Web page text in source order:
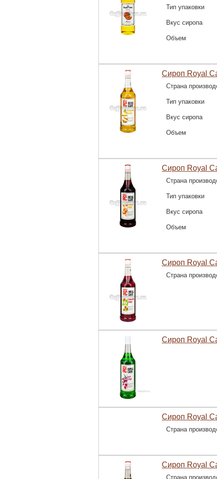
Тип упаковки
Вкус сиропа
Объем
Сироп Royal
Страна
Тип упаковки
Вкус сиропа
Объем
Сироп Royal
Страна
Тип упаковки
Вкус сиропа
Объем
Сироп Royal
Страна
Сироп Royal
Сироп Royal
Страна
Сироп Royal
Страна